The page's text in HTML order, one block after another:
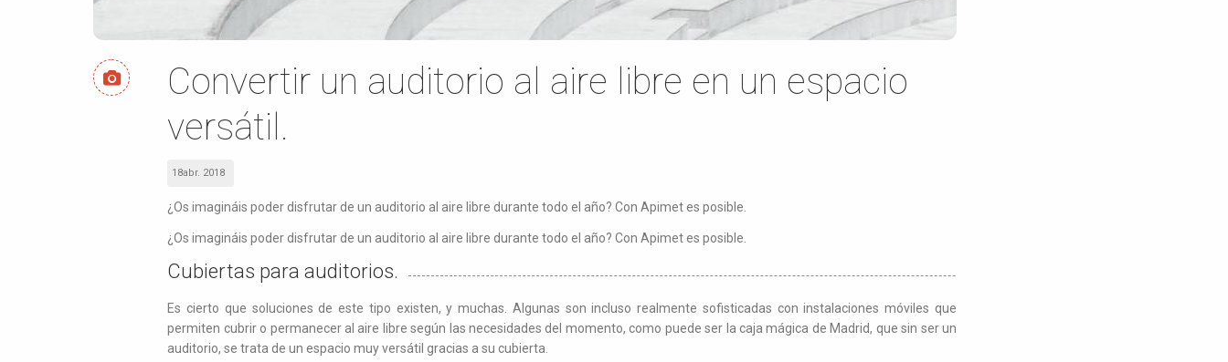
Convertir un auditorio al aire libre en un espacio
versátil.
18abr. 2018
¿Os imagináis poder disfrutar de un auditorio al aire libre durante todo el año? Con Apimet es posible.
¿Os imagináis poder disfrutar de un auditorio al aire libre durante todo el año? Con Apimet es posible.
Cubiertas para auditorios.
Es cierto que soluciones de este tipo existen, y muchas. Algunas son incluso realmente sofisticadas con instalaciones móviles que
permiten cubrir o permanecer al aire libre según las necesidades del momento, como puede ser la caja mágica de Madrid, que sin ser un
auditorio, se trata de un espacio muy versátil gracias a su cubierta.